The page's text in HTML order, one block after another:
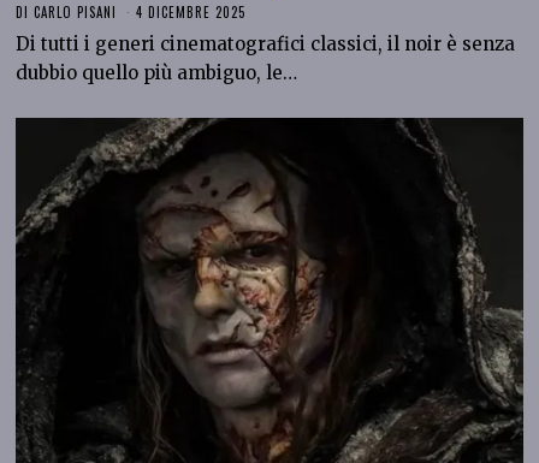
DICARLO PISANI 4 DICEMBRE 2025
Di tutti i generi cinematografici classici, il noir è senza
dubbio quello più ambiguo, le…